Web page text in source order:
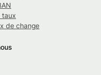
taux
de change